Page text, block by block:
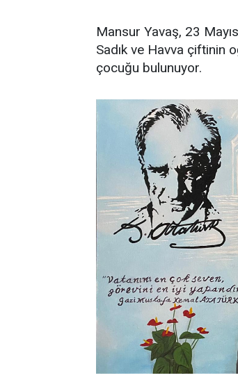
Mansur Yavaş, 23
Sadık ve Havva çiftinin
çocuğu bulunuyor.